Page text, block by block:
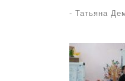
- Татьяна